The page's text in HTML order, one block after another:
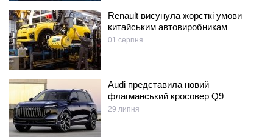
Renault висунула жорсткі умови
китайським автовиробникам
01 серпня
Audi представила новий
флагманський кросовер Q9
29 липня